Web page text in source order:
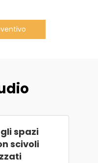
spazi
scivoli